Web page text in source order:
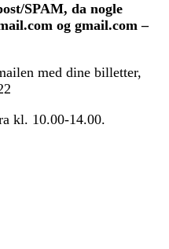
SPAM, da nogle
og gmail.com –
med dine billetter,
kl. 10.00-14.00.